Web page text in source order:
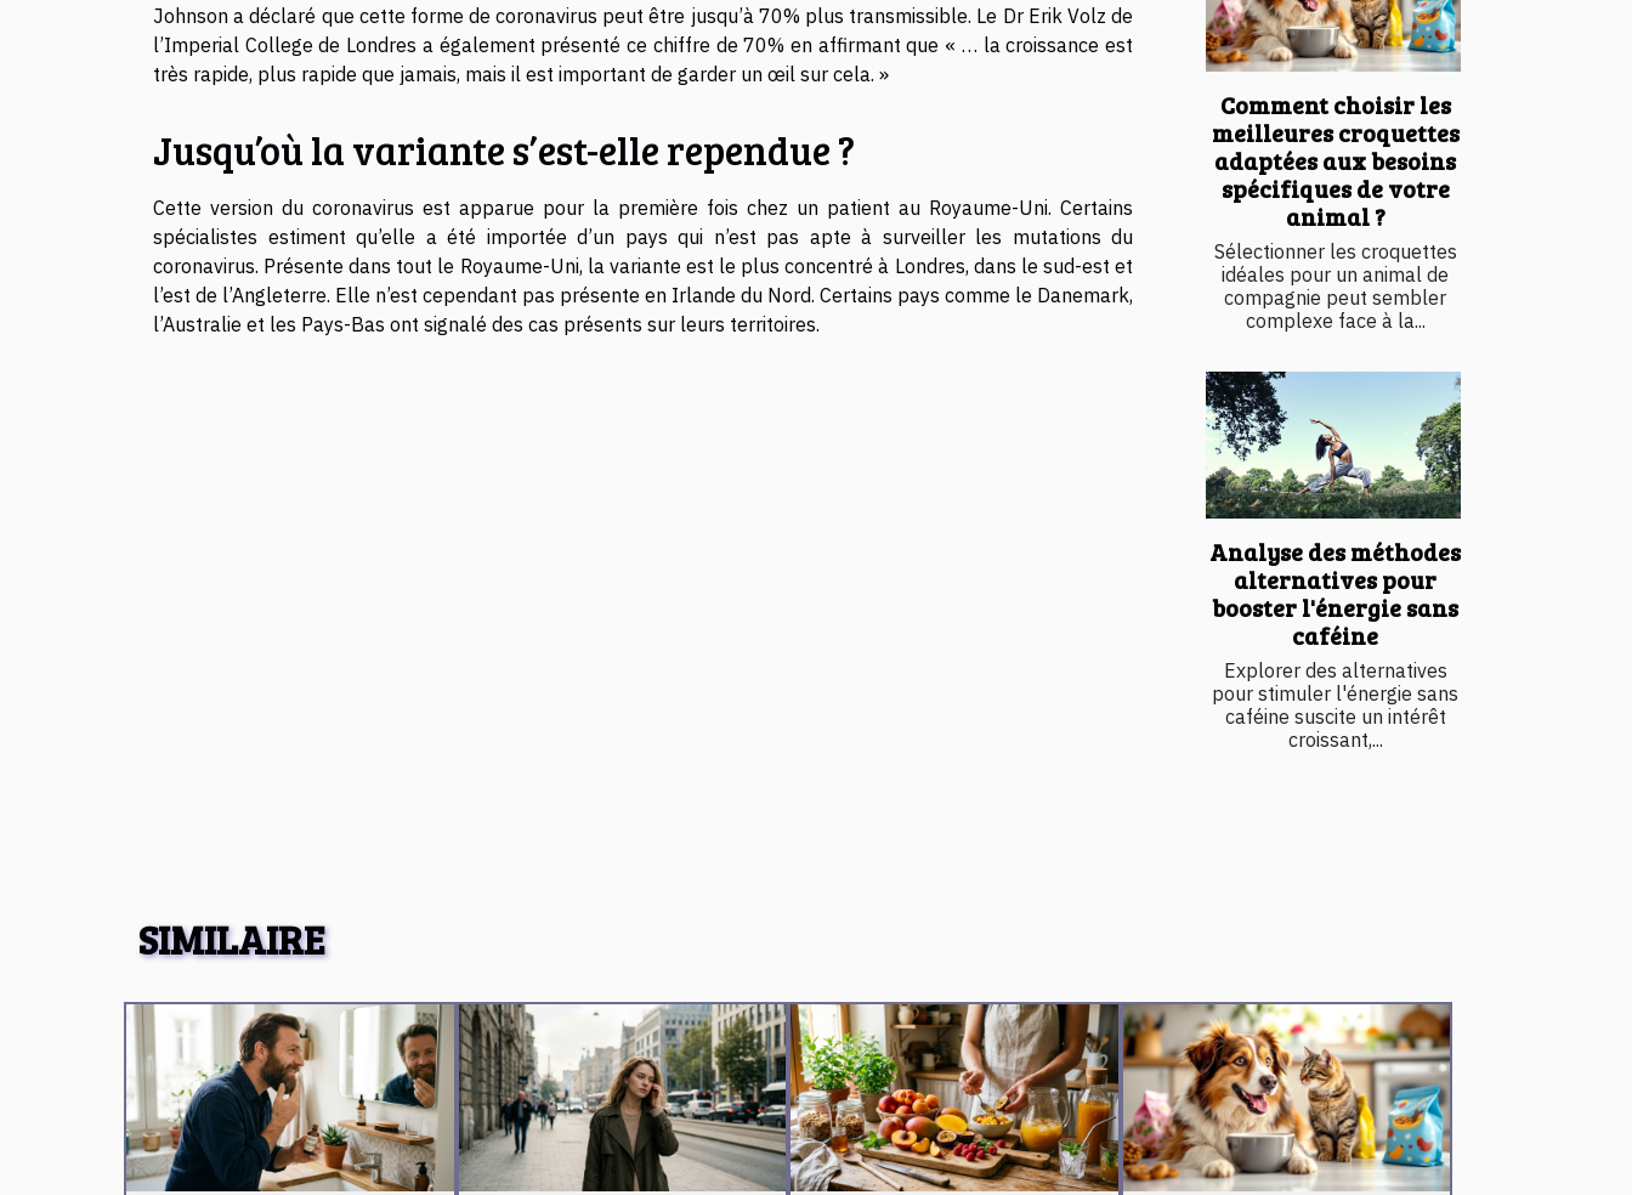
Johnson a déclaré que cette forme de coronavirus peut être jusqu’à 70% plus transmissible. Le Dr Erik Volz de
l’Imperial College de Londres a également présenté ce chiffre de 70% en affirmant que « … la croissance est
très rapide, plus rapide que jamais, mais il est important de garder un œil sur cela. »
Jusqu’où la variante s’est-elle rependue ?
Cette version du coronavirus est apparue pour la première fois chez un patient au Royaume-Uni. Certains
spécialistes estiment qu’elle a été importée d’un pays qui n’est pas apte à surveiller les mutations du
coronavirus. Présente dans tout le Royaume-Uni, la variante est le plus concentré à Londres, dans le sud-est et
l’est de l’Angleterre. Elle n’est cependant pas présente en Irlande du Nord. Certains pays comme le Danemark,
l’Australie et les Pays-Bas ont signalé des cas présents sur leurs territoires.
Comment choisir les
meilleures croquettes
adaptées aux besoins
spécifiques de votre
animal ?
Sélectionner les croquettes
idéales pour un animal de
compagnie peut sembler
complexe face à la...
Analyse des méthodes
alternatives pour
booster l'énergie sans
caféine
Explorer des alternatives
pour stimuler l'énergie sans
caféine suscite un intérêt
croissant,...
SIMILAIRE